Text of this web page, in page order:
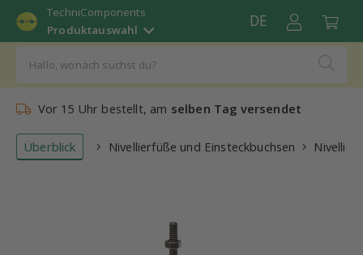
TechniComponents
Produktauswahl
DE
Vor 15 Uhr bestellt, am selben Tag versendet
Überblick Nivellierfüße und Einsteckbuchsen